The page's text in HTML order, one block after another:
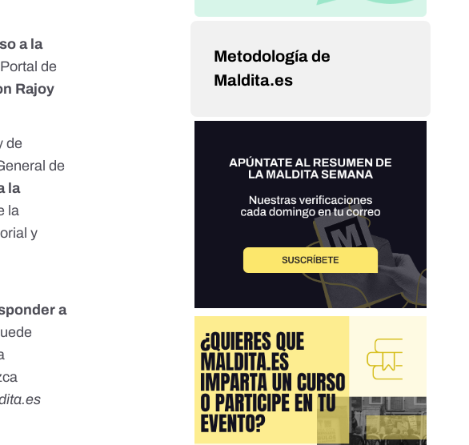
a la
de
Rajoy
de
de
la
la
y
a
Metodología de
Maldita.es